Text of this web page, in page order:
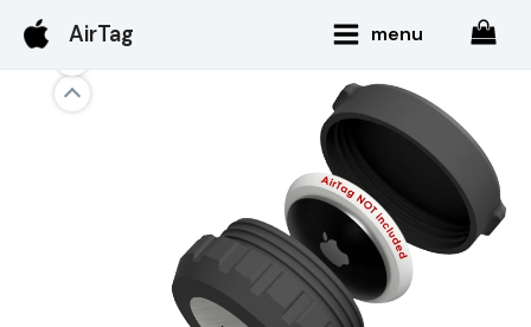
contenu
AirTag
Main
Menu
menu